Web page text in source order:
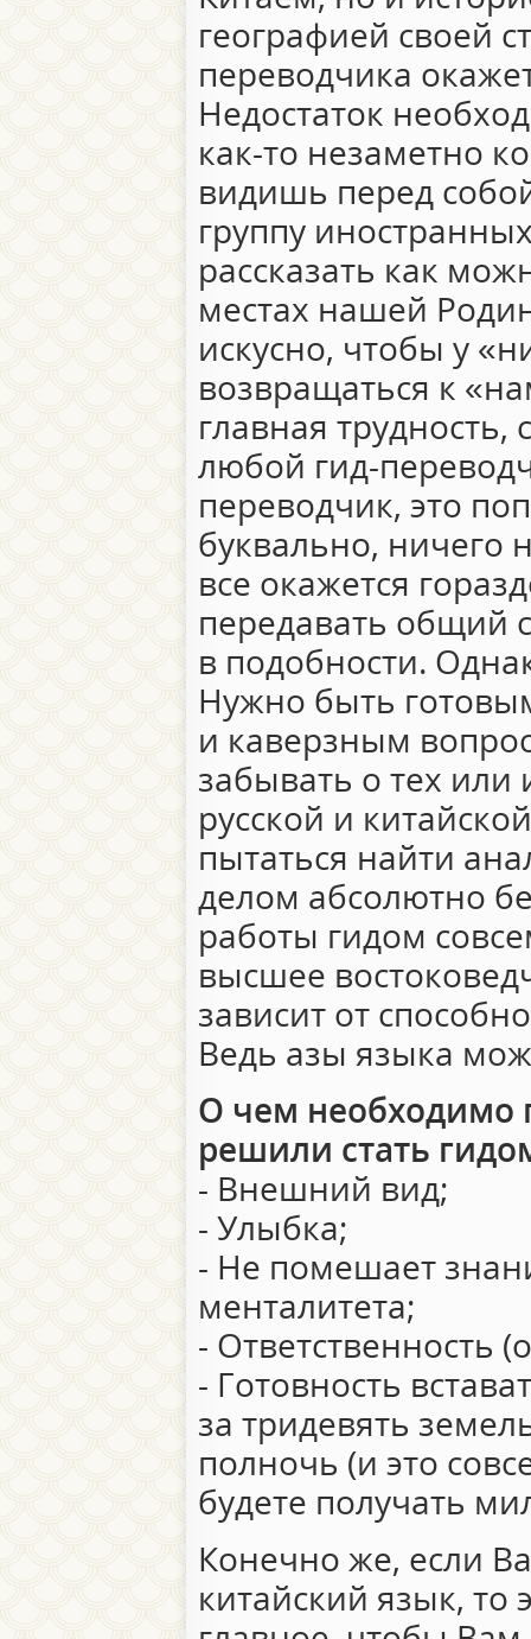
географией своей
переводчика
Недостаток
как-то незаметно
видишь перед
группу
рассказать как
местах нашей
искусно, чтобы у
возвращаться к
главная трудность,
любой гид-
переводчик, это
буквально, ничего
все окажется
передавать общий
в подобности.
Нужно быть
и каверзным
забывать о тех
русской и
пытаться найти
делом абсолютно
работы гидом
высшее
зависит от
Ведь азы языка
О чем необходимо
решили стать
- Внешний вид;
- Улыбка;
- Не помешает
менталитета;
- Ответственность
- Готовность
за тридевять
полночь (и это
будете получать
Конечно же, если
китайский язык,